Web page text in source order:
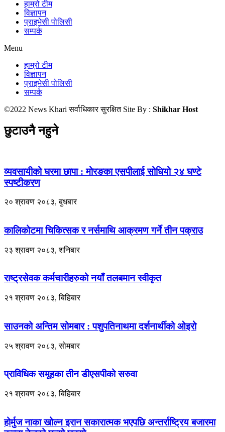
हाम्रो टीम
विज्ञापन
प्राइभेसी पोलिसी
सम्पर्क
Menu
हाम्रो टीम
विज्ञापन
प्राइभेसी पोलिसी
सम्पर्क
©2022 News Khari सर्वाधिकार सुरक्षित Site By : Shikhar Host
छुटाउनै नहुने
व्यवसायीको घरमा छापा : मोरङका एसपीलाई सोधियो २४ घण्टे
स्पष्टीकरण
२० श्रावण २०८३, बुधबार
कालिकोटमा चिकित्सक र नर्समाथि आक्रमण गर्ने तीन पक्राउ
२३ श्रावण २०८३, शनिबार
राष्ट्रसेवक कर्मचारीहरुको नयाँ तलबमान स्वीकृत
२१ श्रावण २०८३, बिहिबार
साउनको अन्तिम सोमबार : पशुपतिनाथमा दर्शनार्थीको ओइरो
२५ श्रावण २०८३, सोमबार
प्राविधिक समूहका तीन डीएसपीको सरुवा
२१ श्रावण २०८३, बिहिबार
होर्मुज नाका खोल्न इरान सकारात्मक भएपछि अन्तर्राष्ट्रिय बजारमा